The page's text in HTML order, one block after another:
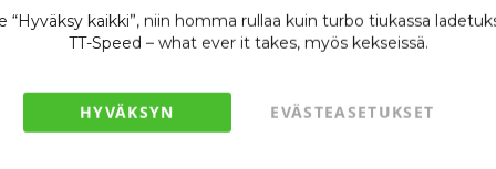
“Hyväksy kaikki”, niin homma rullaa kuin turbo tiukassa
TT-Speed – what ever it takes, myös kekseissä.
HYVÄKSYN EVÄSTEASETUKSET